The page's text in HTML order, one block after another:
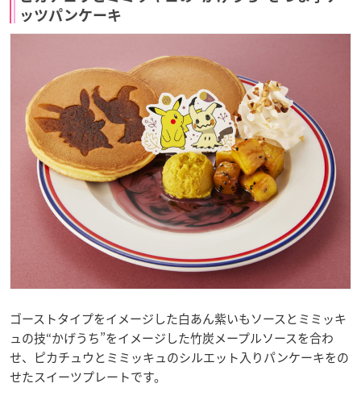
ッツパンケーキ
ゴーストタイプをイメージした白あん紫いもソースとミミッキ
ュの技“かげうち”をイメージした竹炭メープルソースを合わ
せ、ピカチュウとミミッキュのシルエット入りパンケーキをの
せたスイーツプレートです。